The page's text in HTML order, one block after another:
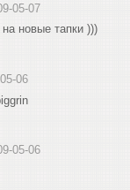
05-07
новые тапки )))
06
05-06